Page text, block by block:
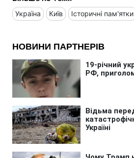
Україна Київ Історичні пам'ятки